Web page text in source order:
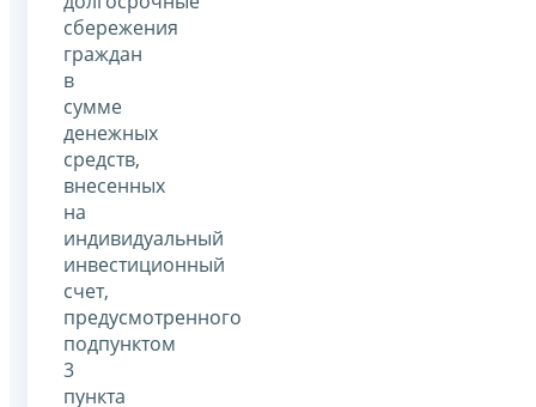
сбережения
граждан
в
сумме
денежных
средств,
внесенных
на
индивидуальный
инвестиционный
счет,
предусмотренного
подпунктом
3
пункта